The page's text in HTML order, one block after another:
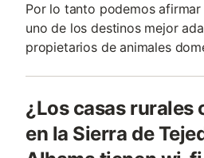
Por lo tanto podemos
uno de los destinos mejor
propietarios de animales
¿Los casas rurales
en la Sierra de